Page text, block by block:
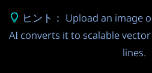
ヒント： Upload an image
AI converts it to scalable
lines.